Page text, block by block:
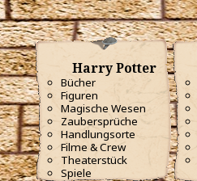
Harry Potter
Bücher
Figuren
Magische Wesen
Zaubersprüche
Handlungsorte
Filme & Crew
Theaterstück
Spiele